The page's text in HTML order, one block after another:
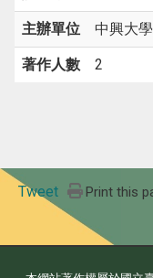
主辦單位 中興大
著作人數 2
Tweet Print this